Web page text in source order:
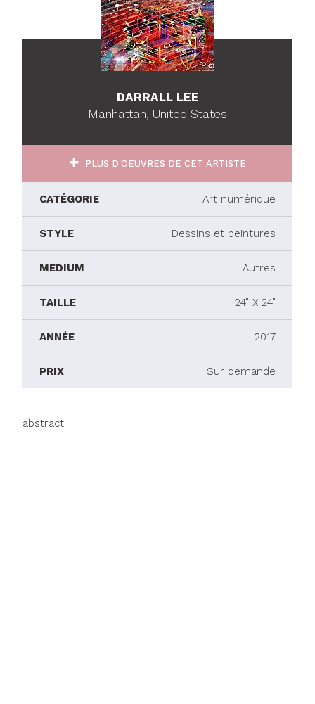
DARRALL LEE
Manhattan, United States
PLUS D'OEUVRES DE CET ARTISTE
CATÉGORIE Art numérique
STYLE Dessins et peintures
MEDIUM Autres
TAILLE 24" X 24"
ANNÉE 2017
PRIX Sur demande
abstract